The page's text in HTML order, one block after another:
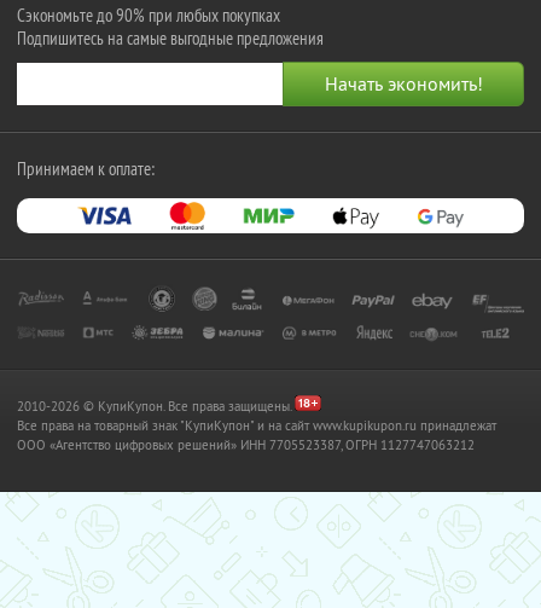
Сэкономьте до 90% при любых покупках
Подпишитесь на самые выгодные предложения
Принимаем к оплате:
2010-2026 © КупиКупон. Все права защищены.
Все права на товарный знак "КупиКупон" и на сайт www.kupikupon.ru принадлежат
OOO «Агентство цифровых решений» ИНН 7705523387, ОГРН 1127747063212